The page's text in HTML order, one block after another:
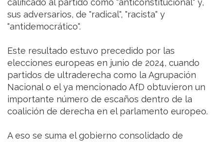
calificado al partido como "anticonstitucional" y,
sus adversarios, de "radical", "racista" y
"antidemocrático".
Este resultado estuvo precedido por las
elecciones europeas en junio de 2024, cuando
partidos de ultraderecha como la Agrupación
Nacional o el ya mencionado AfD obtuvieron un
importante número de escaños dentro de la
coalición de derecha en el parlamento europeo.
A eso se suma el gobierno consolidado de